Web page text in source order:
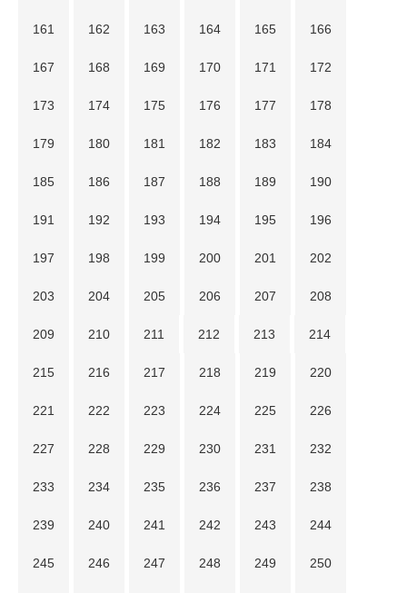
161 162 163 164 165 166
167 168 169 170 171 172
173 174 175 176 177 178
179 180 181 182 183 184
185 186 187 188 189 190
191 192 193 194 195 196
197 198 199 200 201 202
203 204 205 206 207 208
209 210 211 212 213 214
215 216 217 218 219 220
221 222 223 224 225 226
227 228 229 230 231 232
233 234 235 236 237 238
239 240 241 242 243 244
245 246 247 248 249 250